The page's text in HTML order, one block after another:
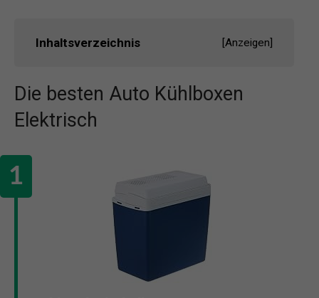
Inhaltsverzeichnis [Anzeigen]
Die besten Auto Kühlboxen
Elektrisch